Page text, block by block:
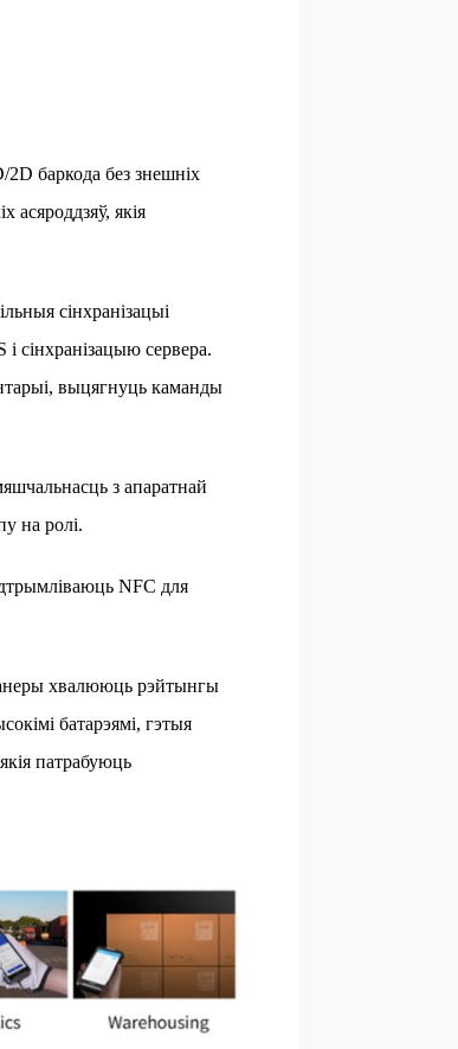
баркода без знешніх
асяроддзяў, якія
сінхранізацыі
сінхранізацыю сервера.
выцягнуць каманды
з апаратнай
на ролі.
NFC для
хвалююць рэйтынгы
батарэямі, гэтыя
патрабуюць